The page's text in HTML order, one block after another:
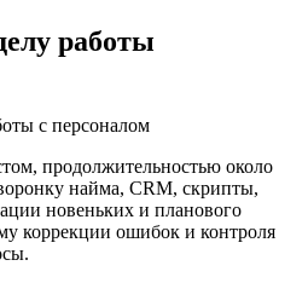
работы
продолжительностью около
найма, CRM, скрипты,
новеньких и планового
коррекции ошибок и контроля